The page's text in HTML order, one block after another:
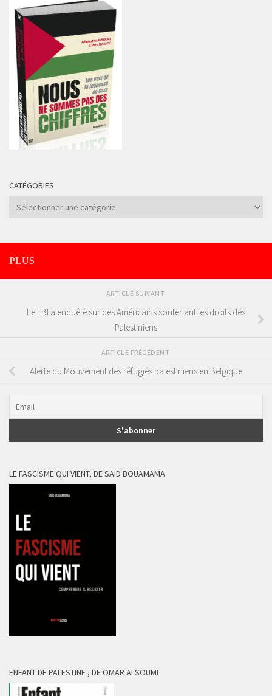
CATÉGORIES
Catégories
PLUS
ARTICLE SUIVANT
Le FBI a enquêté sur des Américains soutenant les droits des
Palestiniens
ARTICLE PRÉCÉDENT
Alerte du Mouvement des réfugiés palestiniens en Belgique
LE FASCISME QUI VIENT, DE SAÏD BOUAMAMA
ENFANT DE PALESTINE , DE OMAR ALSOUMI